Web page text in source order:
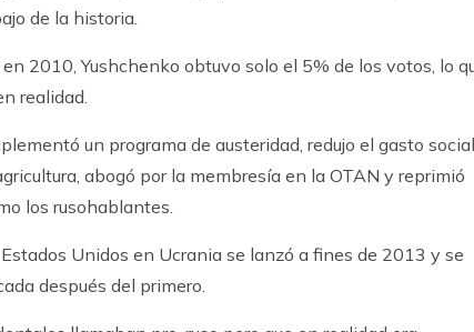
de la historia.
2010, Yushchenko obtuvo solo el 5% de los votos, lo
realidad.
un programa de austeridad, redujo el gasto social,
abogó por la membresía en la OTAN y reprimió
los rusohablantes.
Unidos en Ucrania se lanzó a fines de 2013 y se
después del primero.